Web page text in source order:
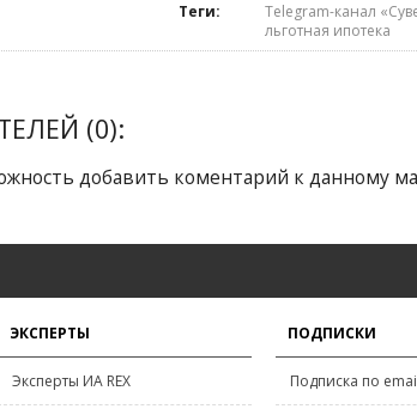
Теги: Telegram-канал
льготная ипотека
(0):
добавить коментарий к данному
ЭКСПЕРТЫ
Эксперты ИА REX
ПОДПИСКИ
Подписка по